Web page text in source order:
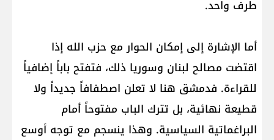
طرف واحد.
أما الإشارة إلى إمكان الحوار مع حزب الله إذا
اقتضت مصالح لبنان وسوريا ذلك، فتفتح باباً إضافياً
للقراءة. فدمشق هنا لا تعلن اصطفافاً جديداً ولا
قطيعة نهائية، بل تترك الباب مفتوحاً أمام
البراغماتية السياسية. وهذا ينسجم مع توجه أوسع